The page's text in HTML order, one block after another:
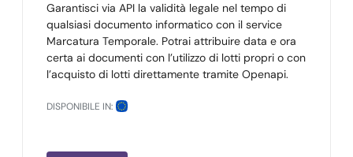
Garantisci via API la validità legale nel tempo di
qualsiasi documento informatico con il service
Marcatura Temporale. Potrai attribuire data e ora
certa ai documenti con l’utilizzo di lotti propri o con
l’acquisto di lotti direttamente tramite Openapi.
DISPONIBILE IN: